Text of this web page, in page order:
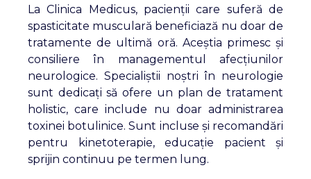
La Clinica Medicus, pacienții care suferă de
spasticitate musculară beneficiază nu doar de
tratamente de ultimă oră. Aceștia primesc și
consiliere în managementul afecțiunilor
neurologice. Specialiștii noștri în neurologie
sunt dedicați să ofere un plan de tratament
holistic, care include nu doar administrarea
toxinei botulinice. Sunt incluse și recomandări
pentru kinetoterapie, educație pacient și
sprijin continuu pe termen lung.